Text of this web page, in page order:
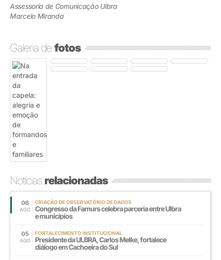
Assessoria de Comunicação Ulbra
Marcelo Miranda
Galeria defotos
Notíciasrelacionadas
06
AGO
CRIAÇÃO DE OBSERVATÓRIO DE DADOS
Congresso da Famurs celebra parceria entre Ulbra
e municípios
05
AGO
FORTALECIMENTO INSTITUCIONAL
Presidente da ULBRA, Carlos Melke, fortalece
diálogo em Cachoeira do Sul